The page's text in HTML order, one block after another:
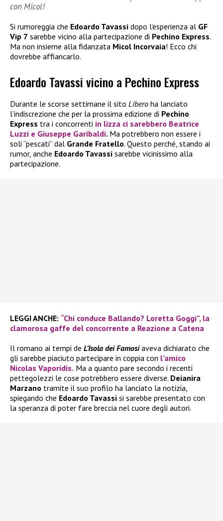
con Micol!
Si rumoreggia che Edoardo Tavassi dopo l’esperienza al GF
Vip 7 sarebbe vicino alla partecipazione di Pechino Express.
Ma non insieme alla fidanzata Micol Incorvaia! Ecco chi
dovrebbe affiancarlo.
Edoardo Tavassi vicino a Pechino Express
Durante le scorse settimane il sito Libero ha lanciato
l’indiscrezione che per la prossima edizione di Pechino
Express tra i concorrenti in lizza ci sarebbero Beatrice
Luzzi e Giuseppe Garibaldi. Ma potrebbero non essere i
soli “pescati” dal Grande Fratello. Questo perché, stando ai
rumor, anche Edoardo Tavassi sarebbe vicinissimo alla
partecipazione.
LEGGI ANCHE: “Chi conduce Ballando? Loretta Goggi”, la
clamorosa gaffe del concorrente a Reazione a Catena
Il romano ai tempi de L’Isola dei Famosiaveva dichiarato che
gli sarebbe piaciuto partecipare in coppia con l’amico
Nicolas Vaporidis. Ma a quanto pare secondo i recenti
pettegolezzi le cose potrebbero essere diverse. Deianira
Marzano tramite il suo profilo ha lanciato la notizia,
spiegando che Edoardo Tavassi si sarebbe presentato con
la speranza di poter fare breccia nel cuore degli autori.